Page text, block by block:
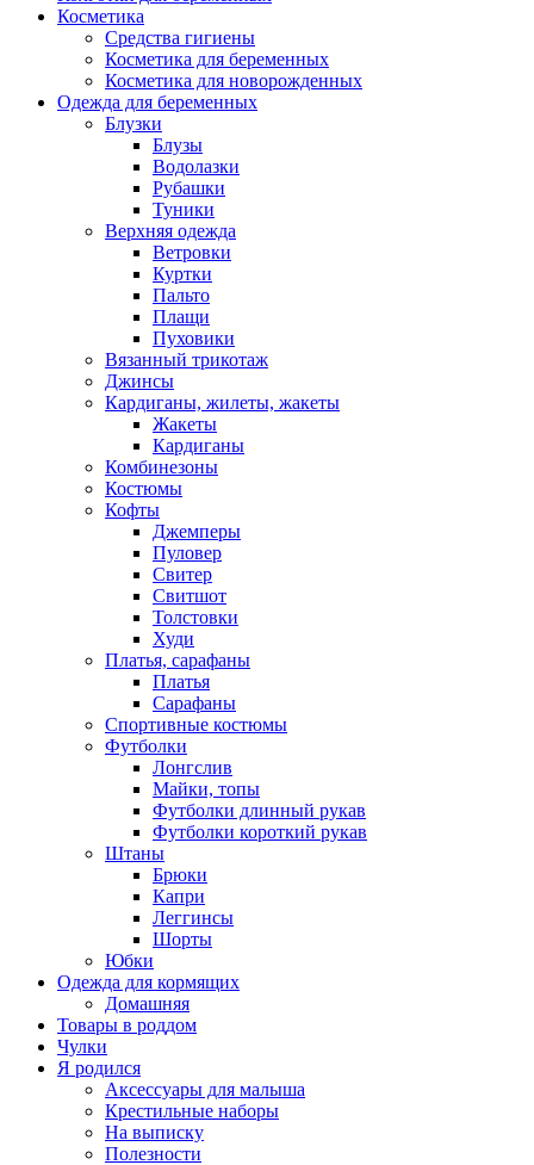
Косметика
Cредства гигиены
Косметика для беременных
Косметика для новорожденных
Одежда для беременных
Блузки
Блузы
Водолазки
Рубашки
Туники
Верхняя одежда
Ветровки
Куртки
Пальто
Плащи
Пуховики
Вязанный трикотаж
Джинсы
Кардиганы, жилеты, жакеты
Жакеты
Кардиганы
Комбинезоны
Костюмы
Кофты
Джемперы
Пуловер
Свитер
Свитшот
Толстовки
Худи
Платья, сарафаны
Платья
Сарафаны
Спортивные костюмы
Футболки
Лонгслив
Майки, топы
Футболки длинный рукав
Футболки короткий рукав
Штаны
Брюки
Капри
Леггинсы
Шорты
Юбки
Одежда для кормящих
Домашняя
Товары в роддом
Чулки
Я родился
Аксессуары для малыша
Крестильные наборы
На выписку
Полезности